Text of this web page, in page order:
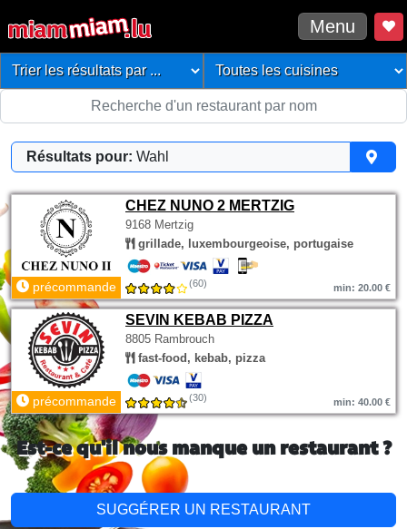
Menu
Résultats pour: Wahl
CHEZ NUNO 2 MERTZIG
9168 Mertzig
grillade, luxembourgeoise, portugaise
précommande (60) min: 20.00 €
SEVIN KEBAB PIZZA
8805 Rambrouch
fast-food, kebab, pizza
précommande (30) min: 40.00 €
Est-ce qu'il nous manque un restaurant ?
SUGGÉRER UN RESTAURANT